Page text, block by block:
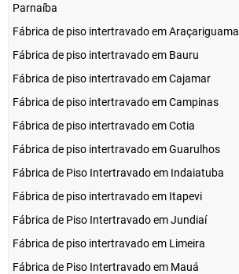
Parnaíba
Fábrica de piso intertravado em Araçariguama
Fábrica de piso intertravado em Bauru
Fábrica de piso intertravado em Cajamar
Fábrica de piso intertravado em Campinas
Fábrica de piso intertravado em Cotia
Fábrica de piso intertravado em Guarulhos
Fábrica de Piso Intertravado em Indaiatuba
Fábrica de piso intertravado em Itapevi
Fábrica de Piso Intertravado em Jundiaí
Fábrica de piso intertravado em Limeira
Fábrica de Piso Intertravado em Mauá